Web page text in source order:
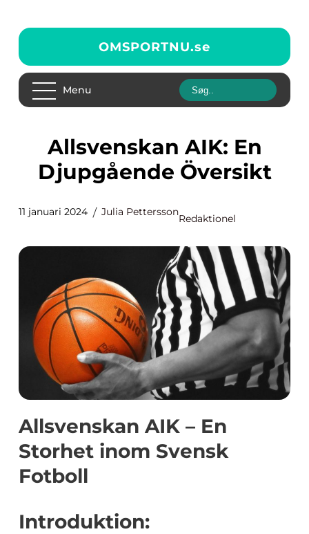
OMSPORTNU.se
Menu
Allsvenskan AIK: En
Djupgående Översikt
11 januari 2024 Julia Pettersson
Redaktionel
Allsvenskan AIK – En
Storhet inom Svensk
Fotboll
Introduktion: